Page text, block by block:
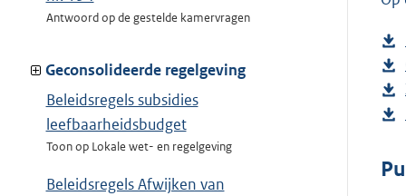
Antwoord op de gestelde kamervragen
Geconsolideerde regelgeving
Beleidsregels subsidies
leefbaarheidsbudget
Toon op Lokale wet- en regelgeving
Beleidsregels Afwijken van